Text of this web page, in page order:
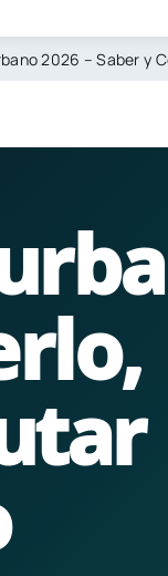
2026 – Saber y